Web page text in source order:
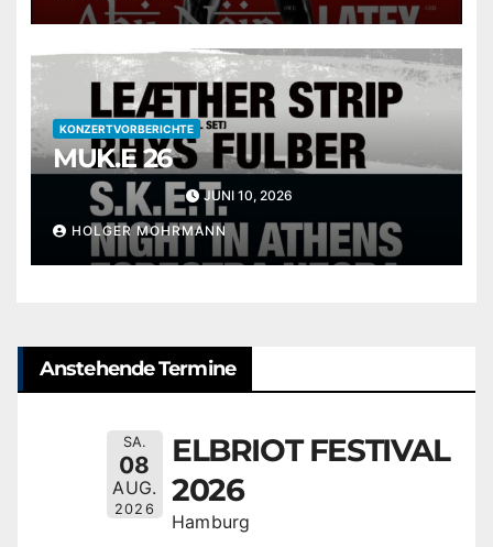
KONZERTVORBERICHTE
MUK.E 26
JUNI 10, 2026
HOLGER MOHRMANN
Anstehende Termine
SA.
08
AUG.
2026
ELBRIOT FESTIVAL
2026
Hamburg